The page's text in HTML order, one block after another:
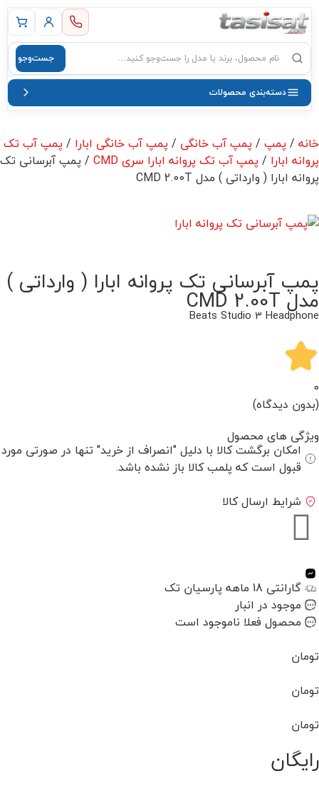
اصلی
جست‌وجو
دسته‌بندی محصولات
خانه / پمپ / پمپ آب خانگی / پمپ آب خانگی ابارا / پمپ آب تک
پروانه ابارا / پمپ آب تک پروانه ابارا سری CMD
/ پمپ آبرسانی تک
پروانه ابارا ( وارداتی ) مدل CMD 2.00T
پمپ آبرسانی تک پروانه ابارا ( وارداتی )
مدل CMD 2.00T
Beats Studio 3 Headphone
0
(بدون دیدگاه)
ویژگی های محصول
امکان برگشت کالا با دلیل "انصراف از خرید" تنها در صورتی مورد
قبول است که پلمب کالا باز نشده باشد.
شرایط ارسال کالا
گارانتی 18 ماهه پارسیان تک
موجود در انبار
محصول فعلا ناموجود است
تومان
تومان
تومان
رایگان